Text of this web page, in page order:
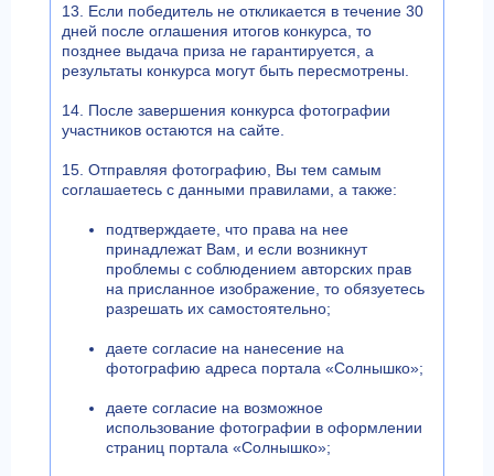
13. Если победитель не откликается в течение 30
дней после оглашения итогов конкурса, то
позднее выдача приза не гарантируется, а
результаты конкурса могут быть пересмотрены.
14. После завершения конкурса фотографии
участников остаются на сайте.
15. Отправляя фотографию, Вы тем самым
соглашаетесь с данными правилами, а также:
подтверждаете, что права на нее
принадлежат Вам, и если возникнут
проблемы с соблюдением авторских прав
на присланное изображение, то обязуетесь
разрешать их самостоятельно;
даете согласие на нанесение на
фотографию адреса портала «Солнышко»;
даете согласие на возможное
использование фотографии в оформлении
страниц портала «Солнышко»;